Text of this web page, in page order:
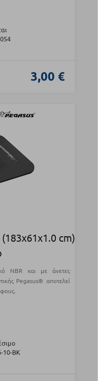
3,00 €
cm)
NBR και με άνετες
Pegasus® αποτελεί
10-BK